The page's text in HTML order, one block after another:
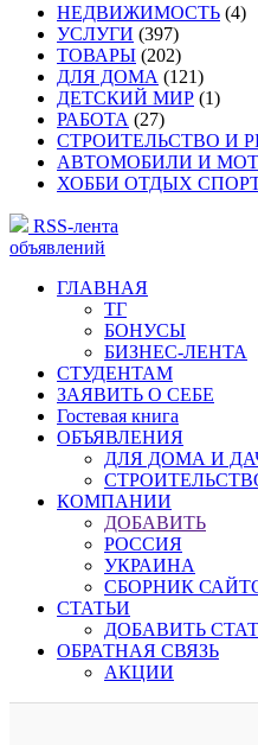
НЕДВИЖИМОСТЬ (4)
УСЛУГИ (397)
ТОВАРЫ (202)
ДЛЯ ДОМА (121)
ДЕТСКИЙ МИР (1)
РАБОТА (27)
СТРОИТЕЛЬСТВО И
АВТОМОБИЛИ И
ХОББИ ОТДЫХ
RSS-лента
объявлений
ГЛАВНАЯ
ТГ
БОНУСЫ
БИЗНЕС-ЛЕНТА
СТУДЕНТАМ
ЗАЯВИТЬ О СЕБЕ
Гостевая книга
ОБЪЯВЛЕНИЯ
ДЛЯ ДОМА И
КОМПАНИИ
ДОБАВИТЬ
РОССИЯ
УКРАИНА
СБОРНИК
СТАТЬИ
ДОБАВИТЬ
ОБРАТНАЯ СВЯЗЬ
АКЦИИ